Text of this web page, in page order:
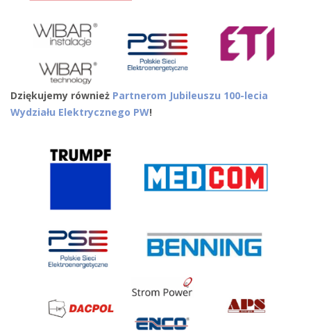
Dziękujemy również Partnerom Jubileuszu 100-lecia
Wydziału Elektrycznego PW!